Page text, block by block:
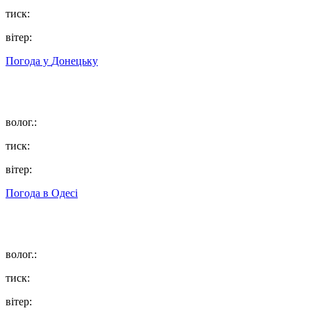
тиск:
вітер:
Погода у Донецьку
волог.:
тиск:
вітер:
Погода в Одесі
волог.:
тиск:
вітер: